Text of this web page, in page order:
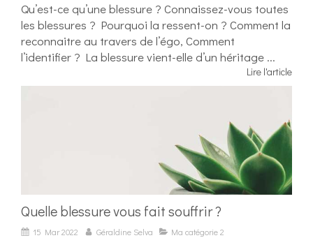
Qu’est-ce qu’une blessure ? Connaissez-vous toutes
les blessures ? Pourquoi la ressent-on ? Comment la
reconnaitre au travers de l’égo, Comment
l’identifier ? La blessure vient-elle d’un héritage ...
Lire l'article
Quelle blessure vous fait souffrir ?
15 Mar 2022 Géraldine Selva Ma catégorie 2